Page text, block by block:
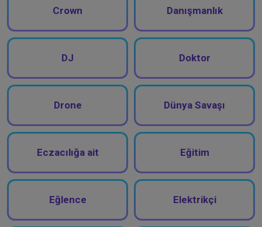
Crown Danışmanlık
DJ Doktor
Drone Dünya Savaşı
Eczacılığa ait Eğitim
Eğlence Elektrikçi